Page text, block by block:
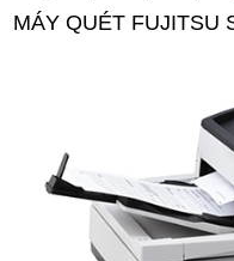
MÁY QUÉT FUJITSU